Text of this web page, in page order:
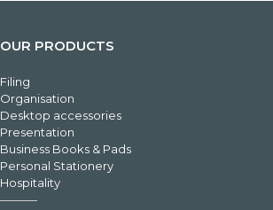
OUR PRODUCTS
Filing
Organisation
Desktop accessories
Presentation
Business Books & Pads
Personal Stationery
Hospitality